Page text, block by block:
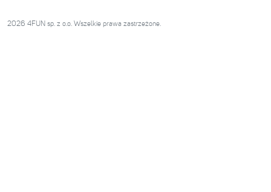
2026 4FUN sp. z o.o. Wszelkie prawa zastrzeżone.